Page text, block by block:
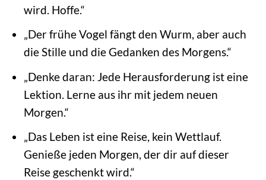
wird. Hoffe.“
„Der frühe Vogel fängt den Wurm, aber auch
die Stille und die Gedanken des Morgens.“
„Denke daran: Jede Herausforderung ist eine
Lektion. Lerne aus ihr mit jedem neuen
Morgen.“
„Das Leben ist eine Reise, kein Wettlauf.
Genieße jeden Morgen, der dir auf dieser
Reise geschenkt wird.“